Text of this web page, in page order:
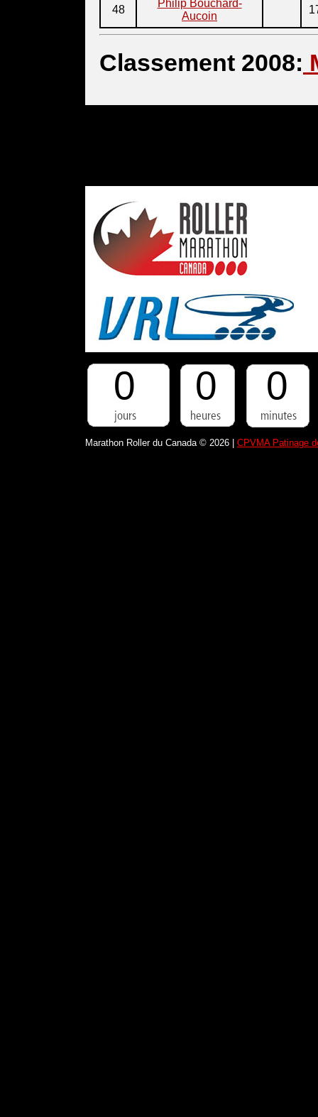
48
Philip Bouchard-
Aucoin
Classement 2008:
0 0 0
Marathon Roller du Canada © 2026 | CPVMA Patinage